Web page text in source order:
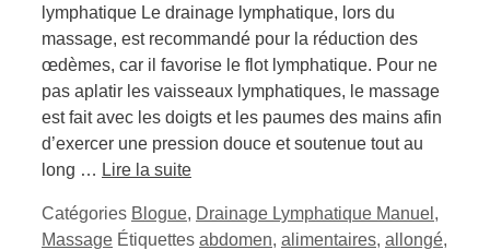
lymphatique Le drainage lymphatique, lors du
massage, est recommandé pour la réduction des
œdèmes, car il favorise le flot lymphatique. Pour ne
pas aplatir les vaisseaux lymphatiques, le massage
est fait avec les doigts et les paumes des mains afin
d’exercer une pression douce et soutenue tout au
long … Lire la suite
Catégories Blogue, Drainage Lymphatique Manuel ,
Massage Étiquettes abdomen, alimentaires, allongé,